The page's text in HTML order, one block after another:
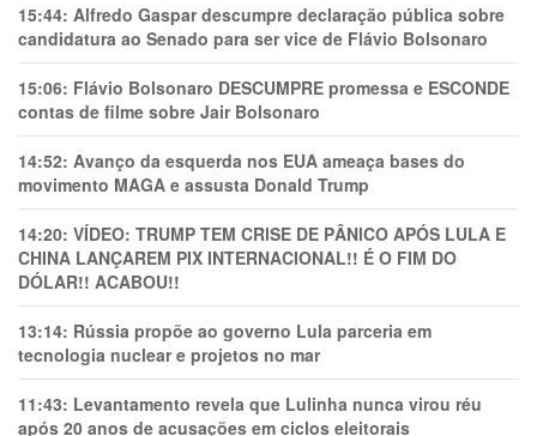
15:44: Alfredo Gaspar descumpre declaração pública sobre
candidatura ao Senado para ser vice de Flávio Bolsonaro
15:06: Flávio Bolsonaro DESCUMPRE promessa e ESCONDE
contas de filme sobre Jair Bolsonaro
14:52: Avanço da esquerda nos EUA ameaça bases do
movimento MAGA e assusta Donald Trump
14:20: VÍDEO: TRUMP TEM CRlSE DE PÂNlCO APÓS LULA E
CHINA LANÇAREM PIX INTERNACIONAL!! É O FIM DO
DÓLAR!! ACABOU!!
13:14: Rússia propõe ao governo Lula parceria em
tecnologia nuclear e projetos no mar
11:43: Levantamento revela que Lulinha nunca virou réu
após 20 anos de acusações em ciclos eleitorais